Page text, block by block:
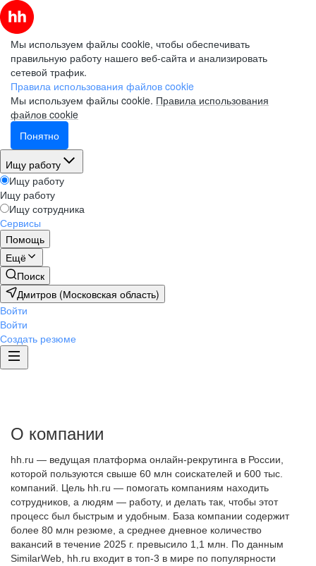
Мы используем файлы cookie, чтобы обеспечивать
правильную работу нашего веб-сайта и анализировать
сетевой трафик.
Правила использования файлов cookie
Мы используем файлы cookie. Правила использования
файлов cookie
Понятно
Ищу работу
Ищу работу
Ищу работу
Ищу сотрудника
Сервисы
Помощь
Ещё
Поиск
Дмитров (Московская область)
Войти
Войти
Создать резюме
О компании
hh.ru — ведущая платформа онлайн-рекрутинга в России,
которой пользуются свыше 60 млн соискателей и 600 тыс.
компаний. Цель hh.ru — помогать компаниям находить
сотрудников, а людям — работу, и делать так, чтобы этот
процесс был быстрым и удобным. База компании содержит
более 80 млн резюме, а среднее дневное количество
вакансий в течение 2025 г. превысило 1,1 млн. По данным
SimilarWeb, hh.ru входит в топ-3 в мире по популярности